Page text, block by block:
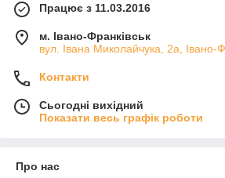
Працює з 11.03.2016
м. Івано-Франківськ
вул. Івана Миколайчука, 2а, Івано-
Контакти
Сьогодні вихідний
Показати весь графік роботи
Про нас